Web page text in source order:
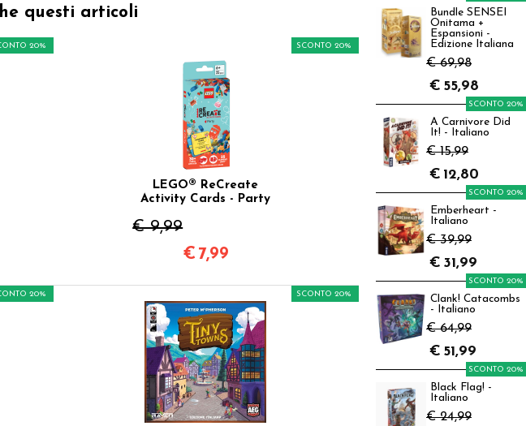
questi articoli
20%
LEGO® ReCreate
Activity Cards - Party
€ 9,99
SCONTO 20%
€ 7,99
20% SCONTO 20%
Bundle SENSEI
Onitama +
Espansioni -
Edizione Italiana
€ 69,98
€ 55,98
A Carnivore Did
It! - Italiano
€ 15,99
SCONTO 20%
€ 12,80
Emberheart -
Italiano
€ 39,99
SCONTO 20%
€ 31,99
Clank! Catacombs
- Italiano
€ 64,99
SCONTO 20%
€ 51,99
Black Flag! -
Italiano
€ 24,99
SCONTO 20%